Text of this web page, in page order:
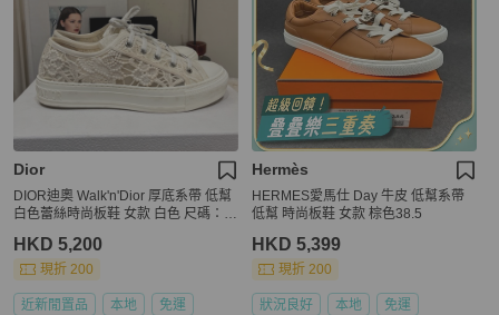
Dior
DIOR迪奧 Walk'n'Dior 厚底系帶 低幫
白色蕾絲時尚板鞋 女款 白色 尺碼：3
HKD 5,200
現折 200
近新閒置品 本地 免運
Hermès
HERMES愛馬仕 Day 牛皮 低幫系帶
低幫 時尚板鞋 女款 棕色38.5
HKD 5,399
現折 200
狀況良好 本地 免運